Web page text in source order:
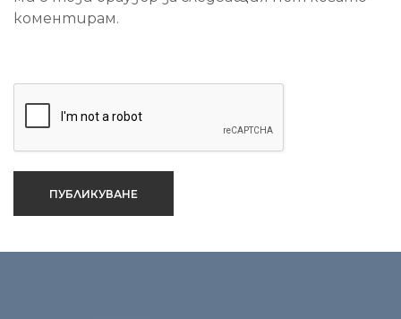
коментирам.